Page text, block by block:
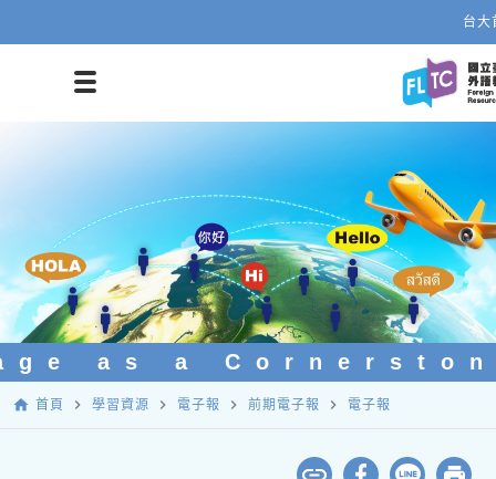
台大
as a
home 首頁 navigate_next 學習資源 navigate_next 電子報 navigate_next 前期電子報 navigate_next 電子報